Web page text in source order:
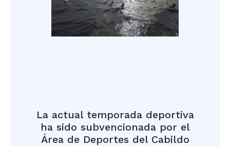
La actual temporada deportiva
ha sido subvencionada por el
Área de Deportes del Cabildo